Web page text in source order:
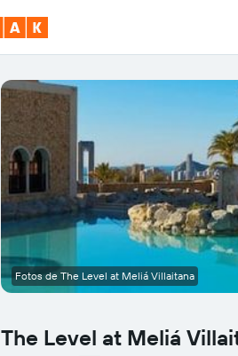
The Level at Meliá
Fotos de The Level at Meliá Villaitana